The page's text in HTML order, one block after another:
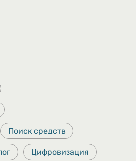
Поиск средств
Цифровизация